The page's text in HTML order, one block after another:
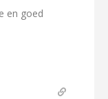
en goed